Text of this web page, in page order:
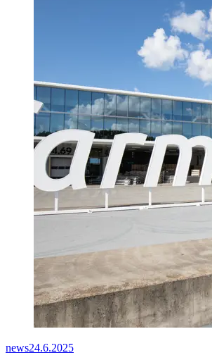
news24.6.2025